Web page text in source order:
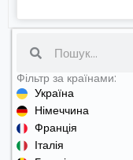
Фільтр за країнами:
Україна
Німеччина
Франція
Італія